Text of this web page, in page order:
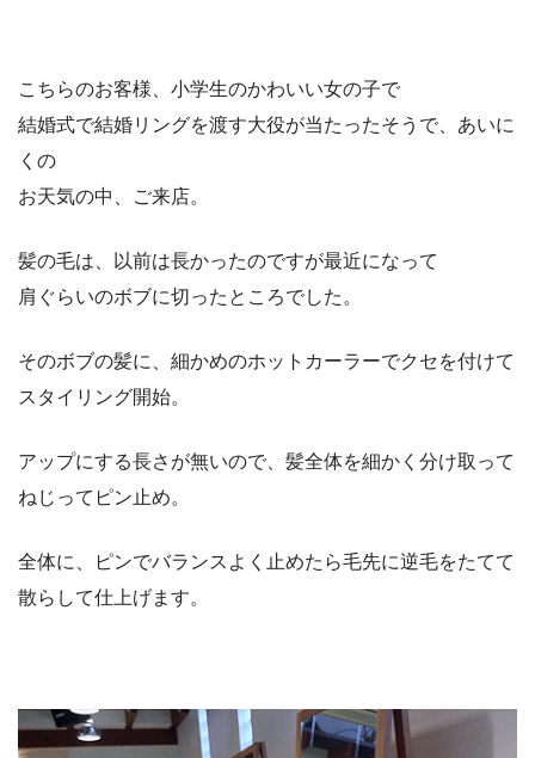
こちらのお客様、小学生のかわいい女の子で
結婚式で結婚リングを渡す大役が当たったそうで、あいに
くの
お天気の中、ご来店。
髪の毛は、以前は長かったのですが最近になって
肩ぐらいのボブに切ったところでした。
そのボブの髪に、細かめのホットカーラーでクセを付けて
スタイリング開始。
アップにする長さが無いので、髪全体を細かく分け取って
ねじってピン止め。
全体に、ピンでバランスよく止めたら毛先に逆毛をたてて
散らして仕上げます。